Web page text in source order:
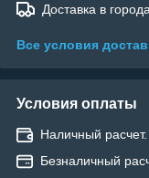
Доставка в
Все условия
Условия оплаты
Наличный расчет.
Безналичный